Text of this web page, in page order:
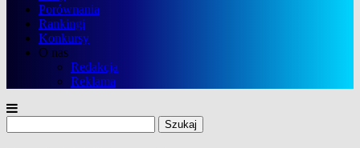
Porównania
Rankingi
Konkursy
O nas
Redakcja
Reklama